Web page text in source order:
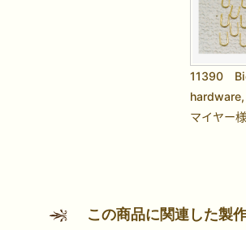
11390
マイヤー
この商品に関連した製